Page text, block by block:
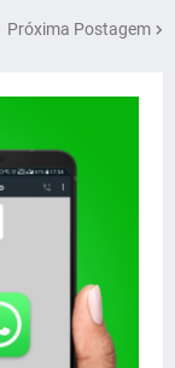
Próxima Postagem